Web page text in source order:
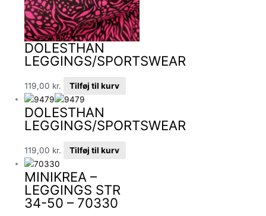
DOLESTHAN
LEGGINGS/SPORTSWEAR
119,00 kr. Tilføj til kurv
DOLESTHAN
LEGGINGS/SPORTSWEAR
119,00 kr. Tilføj til kurv
MINIKREA –
LEGGINGS STR
34-50 – 70330